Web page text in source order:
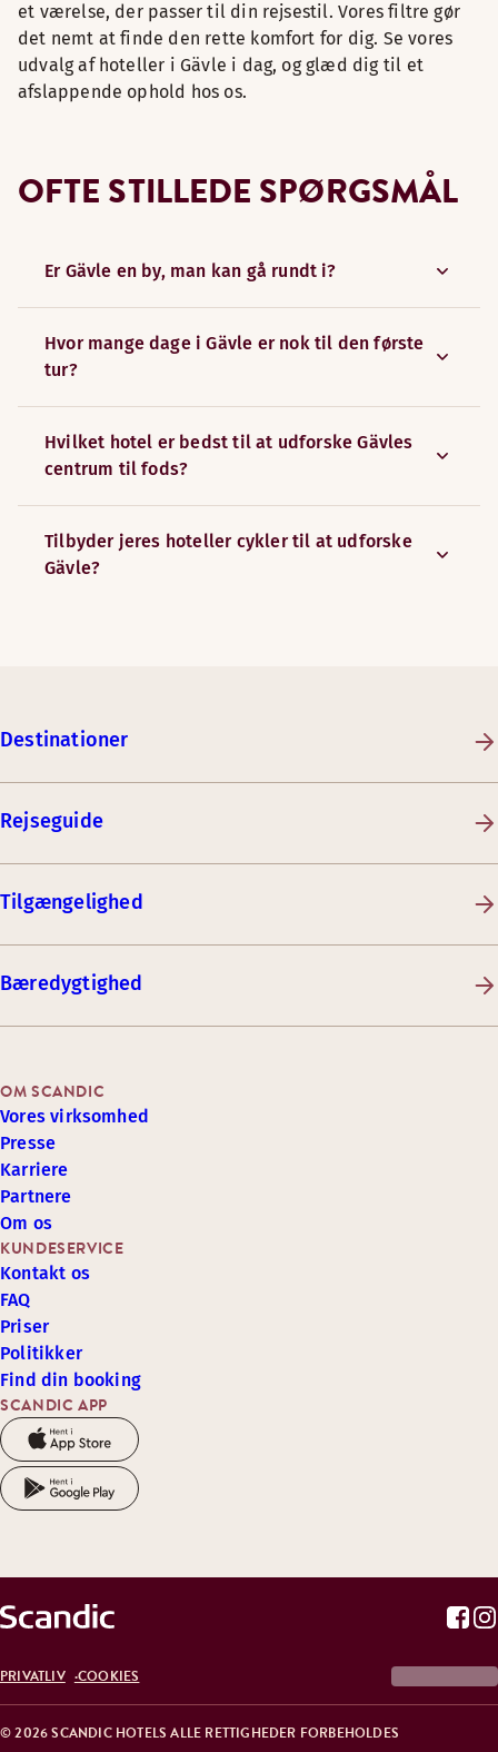
et værelse, der passer til din rejsestil. Vores filtre gør
det nemt at finde den rette komfort for dig. Se vores
udvalg af hoteller i Gävle i dag, og glæd dig til et
afslappende ophold hos os.
OFTE STILLEDE SPØRGSMÅL
Er Gävle en by, man kan gå rundt i?
Hvor mange dage i Gävle er nok til den første
tur?
Hvilket hotel er bedst til at udforske Gävles
centrum til fods?
Tilbyder jeres hoteller cykler til at udforske
Gävle?
Destinationer
Rejseguide
Tilgængelighed
Bæredygtighed
SCANDIC APP
KUNDESERVICE
Kontakt os
FAQ
Priser
Politikker
Find din booking
OM SCANDIC
Vores virksomhed
Presse
Karriere
Partnere
Om os
© 2026 SCANDIC HOTELS ALLE RETTIGHEDER FORBEHOLDES
PRIVATLIV COOKIES